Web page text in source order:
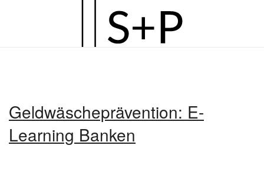
Hauptinhalt
Geldwäscheprävention: E-
Learning Banken